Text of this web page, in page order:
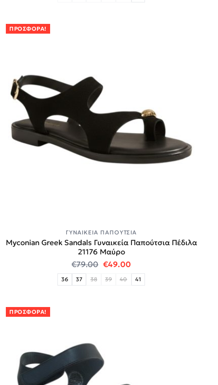
ΠΡΟΣΦΟΡΆ!
ΓΥΝΑΙΚΕΊΑ ΠΑΠΟΎΤΣΙΑ
Myconian Greek Sandals Γυναικεία Παπούτσια Πέδιλα
21176 Μαύρο
€79.00 Original price was: €79.00.
€49.00Η τρέχουσα τιμή
36 37 38 39 40 41
ΠΡΟΣΦΟΡΆ!